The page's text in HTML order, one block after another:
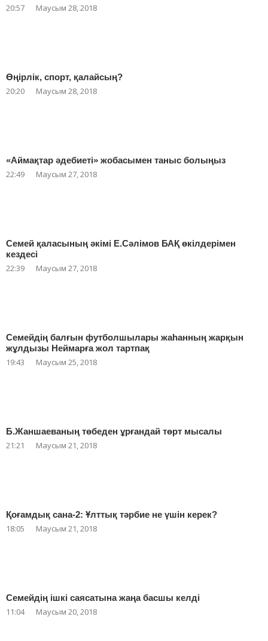
20:57 Маусым 28, 2018
Өңірлік, спорт, қалайсың?
20:20 Маусым 28, 2018
«Аймақтар әдебиеті» жобасымен таныс болыңыз
22:49 Маусым 27, 2018
Семей қаласының әкімі Е.Сәлімов БАҚ өкілдерімен
кездесі
22:39 Маусым 27, 2018
Семейдің балғын футболшылары жаһанның жарқын
жұлдызы Неймарға жол тартпақ
19:43 Маусым 25, 2018
Б.Жаншаеваның төбеден ұрғандай төрт мысалы
21:21 Маусым 21, 2018
Қоғамдық сана-2: Ұлттық тәрбие не үшін керек?
18:05 Маусым 21, 2018
Семейдің ішкі саясатына жаңа басшы келді
11:04 Маусым 20, 2018